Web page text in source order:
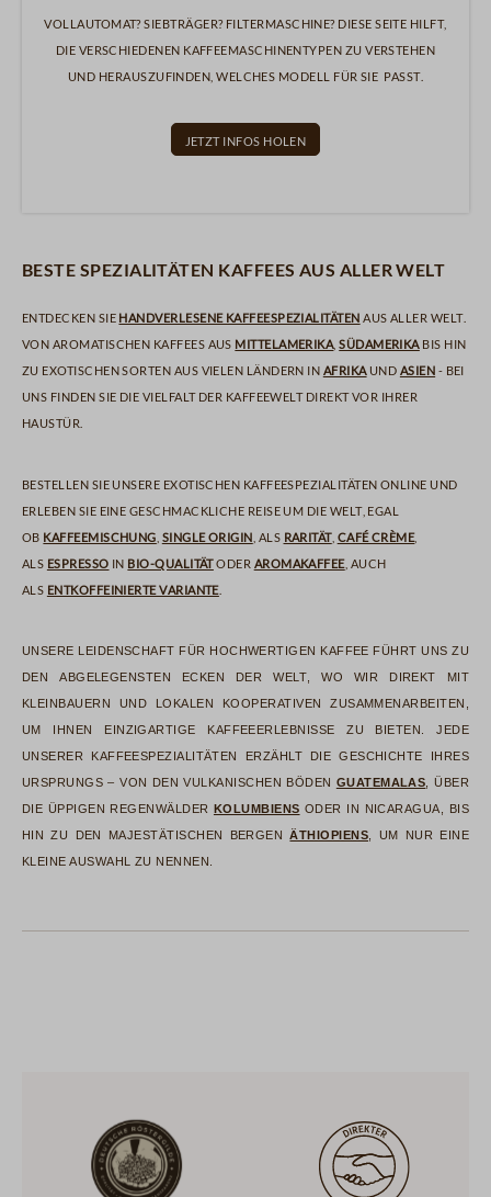
Vollautomat? Siebträger? Filtermaschine? Diese Seite hilft,
die verschiedenen Kaffeemaschinentypen zu verstehen
und herauszufinden, welches Modell für Sie passt.
Jetzt Infos holen
Beste Spezialitäten Kaffees aus aller Welt
Entdecken Siehandverlesene Kaffeespezialitätenaus aller Welt.
Von aromatischen Kaffees aus Mittelamerika,Südamerikabis hin
zu exotischen Sorten aus vielen Ländern inAfrikaundAsien- bei
uns finden Sie die Vielfalt der Kaffeewelt direkt vor Ihrer
Haustür.
Bestellen Sie unsere exotischen Kaffeespezialitäten online und
erleben Sie eine geschmackliche Reise um die Welt, egal
ob Kaffeemischung Single Origin , als Rarität, Café Crème,
als Espresso in Bio-QualitätoderAromakaffee, auch
als entkoffeinierte Variante.
Unsere Leidenschaft für hochwertigen Kaffee führt uns zu
den abgelegensten Ecken der Welt, wo wir direkt mit
Kleinbauern und lokalen Kooperativen zusammenarbeiten,
um Ihnen einzigartige Kaffeeerlebnisse zu bieten. Jede
unserer Kaffeespezialitäten erzählt die Geschichte ihres
Ursprungs – von den vulkanischen Böden Guatemalas , über
die üppigen Regenwälder Kolumbiens oder in Nicaragua, bis
hin zu den majestätischen BergenÄthiopiens , um nur eine
kleine Auswahl zu nennen.